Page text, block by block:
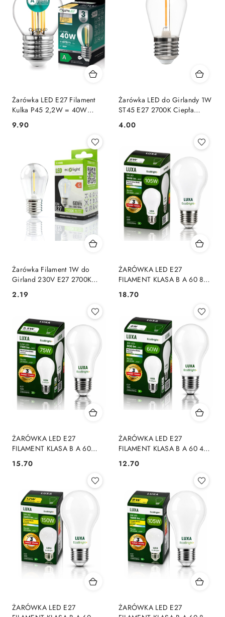
Żarówka LED E27 Filament
Kulka P45 2,2W = 40W
470lm Klasa A Ciepła 2700K
Cena:
9.90
Żarówka LED do Girlandy 1W
ST45 E27 2700K Ciepła
Filamentowa OZDOBNA
Cena:
4.00
Żarówka Filament 1W do
Girland 230V E27 2700K
Altan
Cena:
2.19
ŻARÓWKA LED E27
FILAMENT KLASA B A 60 8W
EcoBright+
Cena:
18.70
ŻARÓWKA LED E27
FILAMENT KLASA B A 60
5,5W 1100LM = 75W 4000K
LUXA EcoBright+
Cena:
15.70
ŻARÓWKA LED E27
FILAMENT KLASA B A 60 4W
806LM = 60W 4000K LUXA
EcoBright+
Cena:
12.70
ŻARÓWKA LED E27
ŻARÓWKA LED E27